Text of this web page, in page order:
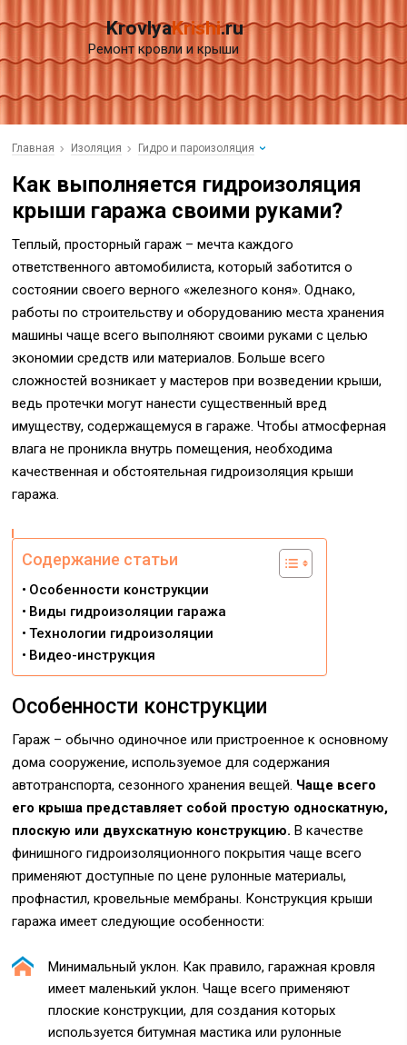
KrovlyaKrishi.ru
Ремонт кровли и крыши
Главная Изоляция Гидро и пароизоляция
Как выполняется гидроизоляция
крыши гаража своими руками?
Теплый, просторный гараж – мечта каждого
ответственного автомобилиста, который заботится о
состоянии своего верного «железного коня». Однако,
работы по строительству и оборудованию места хранения
машины чаще всего выполняют своими руками с целью
экономии средств или материалов. Больше всего
сложностей возникает у мастеров при возведении крыши,
ведь протечки могут нанести существенный вред
имуществу, содержащемуся в гараже. Чтобы атмосферная
влага не проникла внутрь помещения, необходима
качественная и обстоятельная гидроизоляция крыши
гаража.
Содержание статьи
Особенности конструкции
Виды гидроизоляции гаража
Технологии гидроизоляции
Видео-инструкция
Особенности конструкции
Гараж – обычно одиночное или пристроенное к основному
дома сооружение, используемое для содержания
автотранспорта, сезонного хранения вещей. Чаще всего
его крыша представляет собой простую односкатную,
плоскую или двухскатную конструкцию. В качестве
финишного гидроизоляционного покрытия чаще всего
применяют доступные по цене рулонные материалы,
профнастил, кровельные мембраны. Конструкция крыши
гаража имеет следующие особенности:
Минимальный уклон. Как правило, гаражная кровля
имеет маленький уклон. Чаще всего применяют
плоские конструкции, для создания которых
используется битумная мастика или рулонные